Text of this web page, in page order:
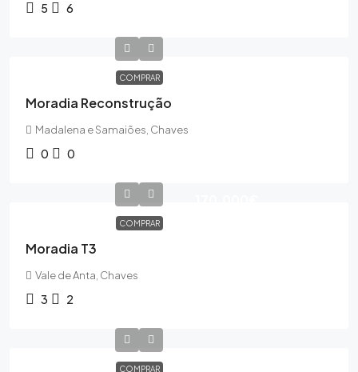
5 6
COMPRAR
Moradia Reconstrução
Madalena e Samaiões, Chaves
0 0
COMPRAR
Moradia T3
Vale de Anta, Chaves
3 2
COMPRAR